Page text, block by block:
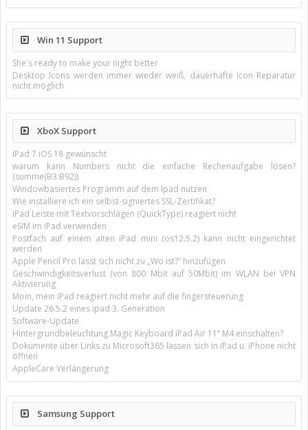
Win 11 Support
She's ready to make your night better
Desktop Icons werden immer wieder weiß, dauerhafte Icon Reparatur
nicht möglich
XboX Support
iPad 7 iOS 18 gewünscht
warum kann Numbers nicht die einfache Rechenaufgabe lösen?
(summe(B3:B92))
Windowbasiertes Programm auf dem Ipad nutzen
Wie installiere ich ein selbst-signiertes SSL-Zertifikat?
iPad Leiste mit Textvorschlägen (QuickType) reagiert nicht
eSIM im iPad verwenden
Postfach auf einem alten iPad mini (os12.5.2) kann nicht eingerichtet
werden
Apple Pencil Pro lässt sich nicht zu „Wo ist?“ hinzufügen
Geschwindigkeitsverlust (von 800 Mbit auf 50Mbit) im WLAN bei VPN
Aktivierung
Moin, mein iPad reagiert nicht mehr auf die fingersteuerung
Update 26.5.2 eines ipad 3. Generation
Software-Update
Hintergrundbeleuchtung Magic Keyboard iPad Air 11’’ M4 einschalten?
Dokumente über Links zu Microsoft365 lassen sich in iPad u. iPhone nicht
öffnen
AppleCare Verlängerung
Samsung Support